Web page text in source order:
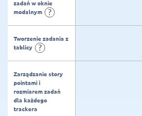
zadań w oknie
modalnym
?
Tworzenie zadania z
tablicy
?
Zarządzanie story
pointami i
rozmiarem zadań
dla każdego
trackera